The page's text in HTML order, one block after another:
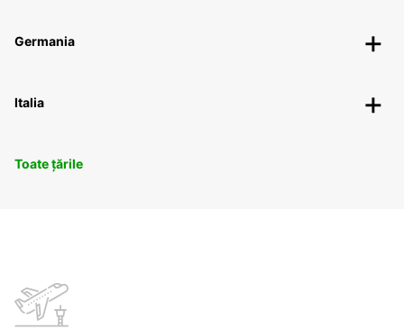
Germania
Italia
Toate țările